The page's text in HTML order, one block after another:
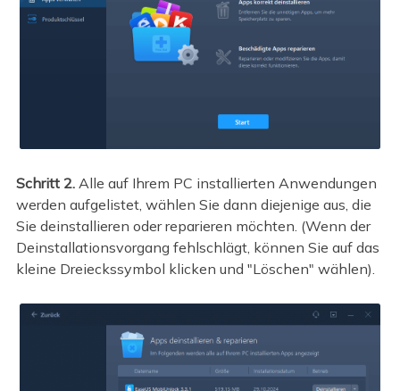
Schritt 2. Alle auf Ihrem PC installierten Anwendungen
werden aufgelistet, wählen Sie dann diejenige aus, die
Sie deinstallieren oder reparieren möchten. (Wenn der
Deinstallationsvorgang fehlschlägt, können Sie auf das
kleine Dreieckssymbol klicken und "Löschen" wählen).